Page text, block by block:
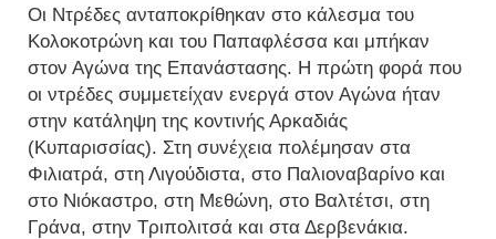
Οι Ντρέδες ανταποκρίθηκαν στο κάλεσμα του
Κολοκοτρώνη και του Παπαφλέσσα και μπήκαν
στον Αγώνα της Επανάστασης. Η πρώτη φορά που
οι ντρέδες συμμετείχαν ενεργά στον Αγώνα ήταν
στην κατάληψη της κοντινής Αρκαδιάς
(Κυπαρισσίας). Στη συνέχεια πολέμησαν στα
Φιλιατρά, στη Λιγούδιστα, στο Παλιοναβαρίνο και
στο Νιόκαστρο, στη Μεθώνη, στο Βαλτέτσι, στη
Γράνα, στην Τριπολιτσά και στα Δερβενάκια.